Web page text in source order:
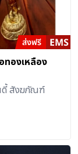
ทองเหลือง
ดี้ สังฆภัณฑ์